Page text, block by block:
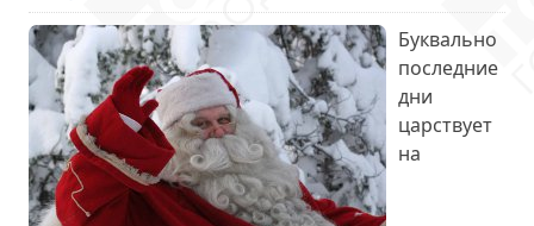
Буквально
последние
дни
царствует
на